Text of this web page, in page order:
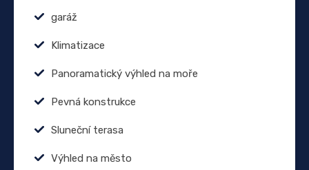
garáž
Klimatizace
Panoramatický výhled na moře
Pevná konstrukce
Sluneční terasa
Výhled na město